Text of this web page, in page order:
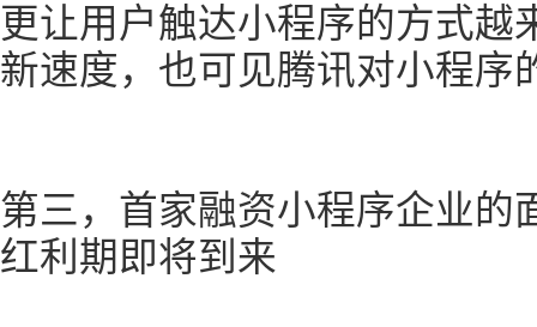
更让用户触达小程序的方式越
新速度，也可见腾讯对小程序
第三，首家融资小程序企业的
红利期即将到来